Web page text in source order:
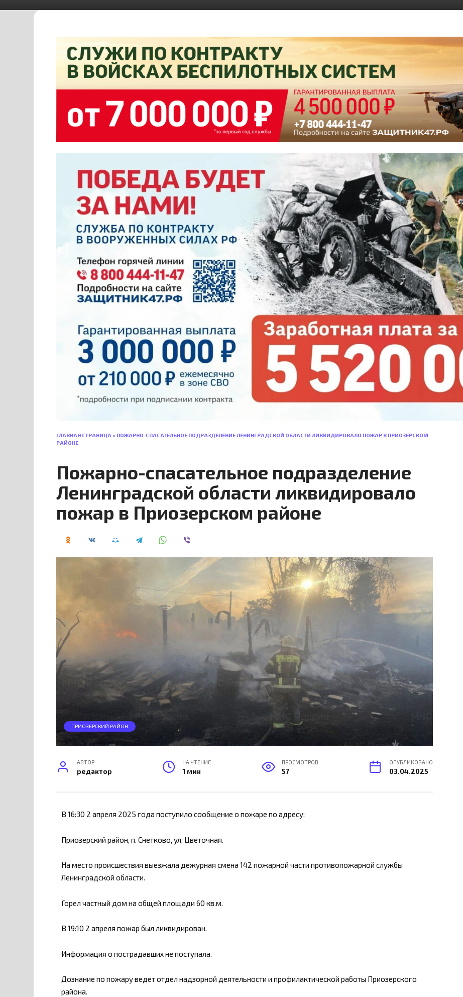
ГЛАВНАЯ СТРАНИЦА» ПОЖАРНО-СПАСАТЕЛЬНОЕ ПОДРАЗДЕЛЕНИЕ ЛЕНИНГРАДСКОЙ ОБЛАСТИ ЛИКВИДИРОВАЛО ПОЖАР В ПРИОЗЕРСКОМ
РАЙОНЕ
Пожарно-спасательное подразделение
Ленинградской области ликвидировало
пожар в Приозерском районе
ПРИОЗЕРСКИЙ РАЙОН
АВТОР
редактор
НА ЧТЕНИЕ
1 мин
ПРОСМОТРОВ
57
ОПУБЛИКОВАНО
03.04.2025
В 16:30 2 апреля 2025 года поступило сообщение о пожаре по адресу:
Приозерский район, п. Снетково, ул. Цветочная.
На место происшествия выезжала дежурная смена 142 пожарной части противопожарной службы
Ленинградской области.
Горел частный дом на общей площади 60 кв.м.
В 19:10 2 апреля пожар был ликвидирован.
Информация о пострадавших не поступала.
Дознание по пожару ведет отдел надзорной деятельности и профилактической работы Приозерского
района.